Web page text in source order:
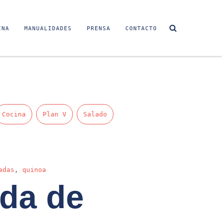
MANUALIDADES PRENSA CONTACTO
Cocina Plan V Salado
, quinoa
de